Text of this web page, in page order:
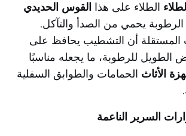
الطلاء على هذا القوس الحديدي
يحمي من الصدأ والتآكل.
المستقلة أن التشطيب يحافظ على
الطويل للرطوبة، ما يجعله مناسبًا
الأثاث الحمامات والطوابق السفلية
السرير الناعمة